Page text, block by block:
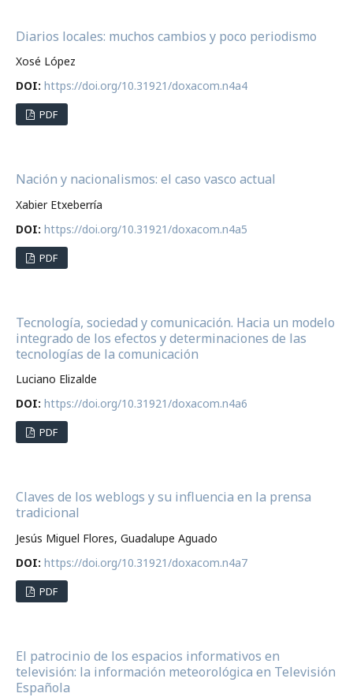
Diarios locales: muchos cambios y poco periodismo
Xosé López
DOI: https://doi.org/10.31921/doxacom.n4a4
PDF
Nación y nacionalismos: el caso vasco actual
Xabier Etxeberría
DOI: https://doi.org/10.31921/doxacom.n4a5
PDF
Tecnología, sociedad y comunicación. Hacia un modelo
integrado de los efectos y determinaciones de las
tecnologías de la comunicación
Luciano Elizalde
DOI: https://doi.org/10.31921/doxacom.n4a6
PDF
Claves de los weblogs y su influencia en la prensa
tradicional
Jesús Miguel Flores, Guadalupe Aguado
DOI: https://doi.org/10.31921/doxacom.n4a7
PDF
El patrocinio de los espacios informativos en
televisión: la información meteorológica en Televisión
Española